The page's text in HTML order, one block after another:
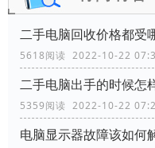
二手电脑回收价格都受
5618阅读 2022-10-22
二手电脑出手的时候怎
5359阅读 2022-10-22
电脑显示器故障该如何